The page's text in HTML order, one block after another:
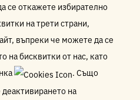
се откажете избирателно
на трети страни,
въпреки че можете да се
на бисквитки от нас, като
. Също
деактивирането на